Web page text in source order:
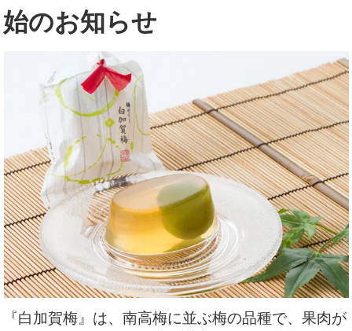
始のお知らせ
『白加賀梅』は、南高梅に並ぶ梅の品種で、果肉が